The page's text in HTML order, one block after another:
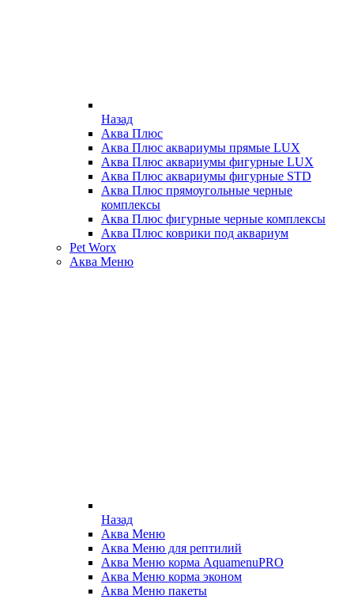
Назад
Аква Плюс
Аква Плюс аквариумы прямые LUX
Аква Плюс аквариумы фигурные LUX
Аква Плюс аквариумы фигурные STD
Аква Плюс прямоугольные черные
комплексы
Аква Плюс фигурные черные комплексы
Аква Плюс коврики под аквариум
Pet Worx
Аква Меню
Назад
Аква Меню
Аква Меню для рептилий
Аква Меню корма AquamenuPRO
Аква Меню корма эконом
Аква Меню пакеты